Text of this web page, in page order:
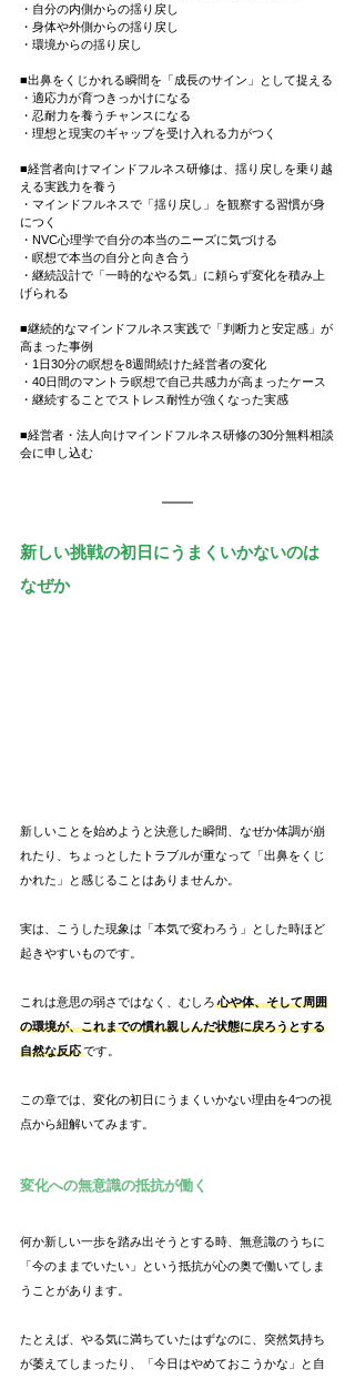
・自分の内側からの揺り戻し
・身体や外側からの揺り戻し
・環境からの揺り戻し
■出鼻をくじかれる瞬間を「成長のサイン」として捉える
・適応力が育つきっかけになる
・忍耐力を養うチャンスになる
・理想と現実のギャップを受け入れる力がつく
■経営者向けマインドフルネス研修は、揺り戻しを乗り越
える実践力を養う
・マインドフルネスで「揺り戻し」を観察する習慣が身
につく
・NVC心理学で自分の本当のニーズに気づける
・瞑想で本当の自分と向き合う
・継続設計で「一時的なやる気」に頼らず変化を積み上
げられる
■継続的なマインドフルネス実践で「判断力と安定感」が
高まった事例
・1日30分の瞑想を8週間続けた経営者の変化
・40日間のマントラ瞑想で自己共感力が高まったケース
・継続することでストレス耐性が強くなった実感
■経営者・法人向けマインドフルネス研修の30分無料相談
会に申し込む
新しい挑戦の初日にうまくいかないのは
なぜか
新しいことを始めようと決意した瞬間、なぜか体調が崩
れたり、ちょっとしたトラブルが重なって「出鼻をくじ
かれた」と感じることはありませんか。
実は、こうした現象は「本気で変わろう」とした時ほど
起きやすいものです。
これは意思の弱さではなく、むしろ 心や体、そして周囲
の環境が、これまでの慣れ親しんだ状態に戻ろうとする
自然な反応です。
この章では、変化の初日にうまくいかない理由を4つの視
点から紐解いてみます。
変化への無意識の抵抗が働く
何か新しい一歩を踏み出そうとする時、無意識のうちに
「今のままでいたい」という抵抗が心の奥で働いてしま
うことがあります。
たとえば、やる気に満ちていたはずなのに、突然気持ち
が萎えてしまったり、「今日はやめておこうかな」と自